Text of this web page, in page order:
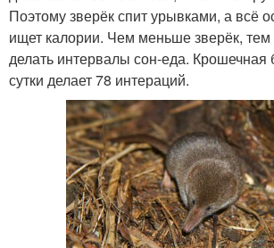
Поэтому зверёк спит урывками, а всё
ищет калории. Чем меньше зверёк,
делать интервалы сон-еда. Крошечная
сутки делает 78 интераций.